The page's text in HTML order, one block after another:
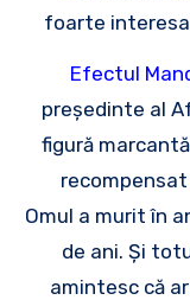
foarte
Efectul
președinte al
figură
Omul a murit în
de ani. Și
amintesc că